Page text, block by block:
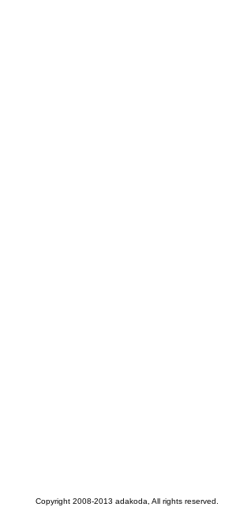
Copyright 2008-2013 adakoda, All rights reserved.